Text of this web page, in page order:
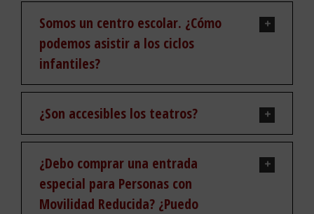
Somos un centro escolar. ¿Cómo
podemos asistir a los ciclos
infantiles?
¿Son accesibles los teatros?
¿Debo comprar una entrada
especial para Personas con
Movilidad Reducida? ¿Puedo